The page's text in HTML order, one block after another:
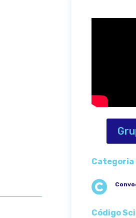
Categoria

Código